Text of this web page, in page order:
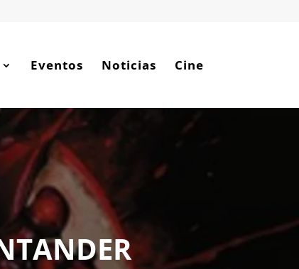
Eventos Noticias Cine